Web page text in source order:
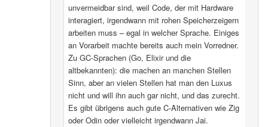
unvermeidbar sind, weil Code, der mit Hardware
interagiert, irgendwann mit rohen Speicherzeigern
arbeiten muss – egal in welcher Sprache. Einiges
an Vorarbeit machte bereits auch mein Vorredner.
Zu GC-Sprachen (Go, Elixir und die
altbekannten): die machen an manchen Stellen
Sinn, aber an vielen Stellen hat man den Luxus
nicht und will ihn auch gar nicht, und das zurecht.
Es gibt übrigens auch gute C-Alternativen wie Zig
oder Odin oder vielleicht irgendwann Jai.